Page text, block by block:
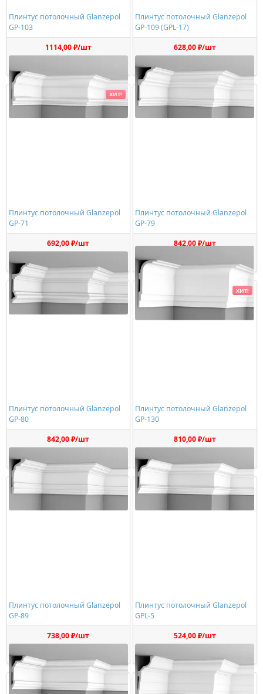
Плинтус потолочный Glanzepol
GP-103
1114,00 ₽/шт
Плинтус потолочный Glanzepol
GP-109 (GPL-17)
628,00 ₽/шт
Плинтус потолочный Glanzepol
GP-71
692,00 ₽/шт
ХИТ!
Плинтус потолочный Glanzepol
GP-79
842,00 ₽/шт
Плинтус потолочный Glanzepol
GP-80
842,00 ₽/шт
Плинтус потолочный Glanzepol
GP-130
810,00 ₽/шт
ХИТ!
Плинтус потолочный Glanzepol
GP-89
738,00 ₽/шт
Плинтус потолочный Glanzepol
GPL-5
524,00 ₽/шт